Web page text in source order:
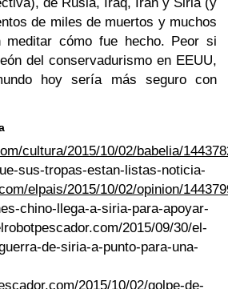
de miles de muertos y muchos
meditar cómo fue hecho. Peor si
del conservadurismo en EEUU,
hoy sería más seguro con
cultura/2015/10/02/babelia/
sus-tropas-estan-listas-noticia-
elpais/2015/10/02/opinion/
chino-llega-a-siria-para-apoyar-
2015/09/30/el-
de-siria-a-punto-para-una-
2015/10/02/golpe-de-